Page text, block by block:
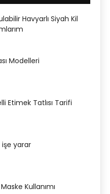
Havyarlı Siyah Kil
Modelleri
Etimek Tatlısı Tarifi
yarar
Kullanımı